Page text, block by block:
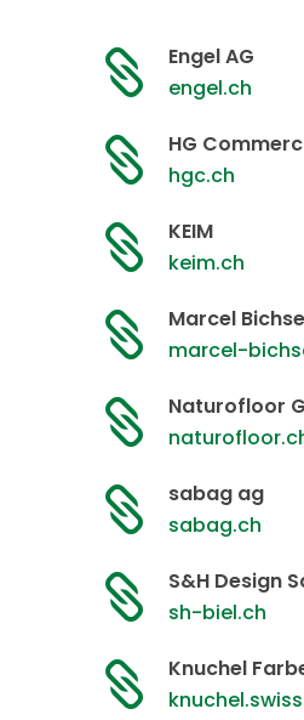

Engel AG
engel.ch

HG
hgc.ch

KEIM
keim.ch

Marcel
marcel-

Naturofloor

sabag ag
sabag.ch

S&H Design
sh-biel.ch

Knuchel
knuchel.swiss